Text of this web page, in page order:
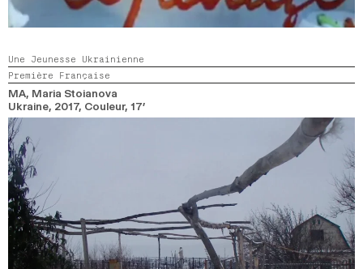
Une Jeunesse Ukrainienne
Première Française
MA, Maria Stoianova
Ukraine, 2017, Couleur, 17’